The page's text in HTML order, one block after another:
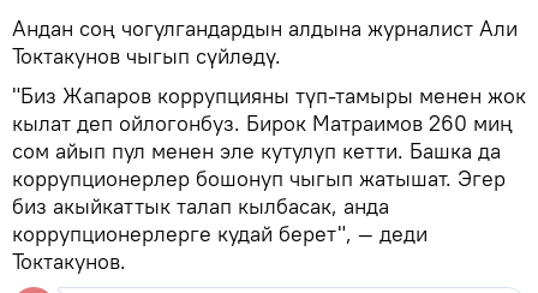
Андан соң чогулгандардын алдына журналист Али
Токтакунов чыгып сүйлөдү.
"Биз Жапаров коррупцияны түп-тамыры менен жок
кылат деп ойлогонбуз. Бирок Матраимов 260 миң
сом айып пул менен эле кутулуп кетти. Башка да
коррупционерлер бошонуп чыгып жатышат. Эгер
биз акыйкаттык талап кылбасак, анда
коррупционерлерге кудай берет", — деди
Токтакунов.